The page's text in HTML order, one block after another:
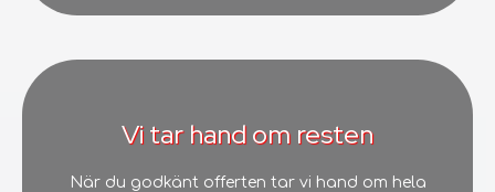
Vi tar hand om resten
När du godkänt offerten tar vi hand om hela